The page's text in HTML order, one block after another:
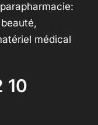
médical
10